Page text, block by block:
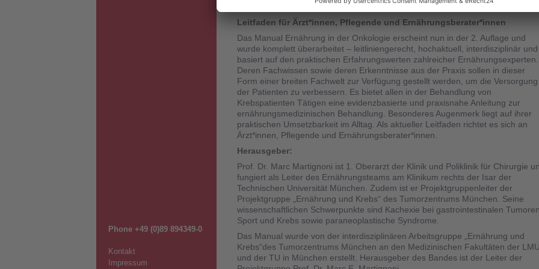
Leitfaden für Ärzt*innen, Pflegende und Ernährungsberater*innen
Das Manual Ernährung in der Onkologie erscheint nun in der 2. Auflage und
wurde komplett überarbeitet – leitliniengerecht, hochaktuell, interdisziplinär und
basiert auf den praktischen Erfahrungswerten zahlreicher Ernährungsexperten.
Deren Fachwissen sowie deren Erkenntnisse aus der Praxis sollen in dieser
Form einer breiten Fachwelt zur Verfügung gestellt werden, um die Versorgung
der Patienten zu verbessern. Es bietet allen in der Behandlung von
Krebspatienten Tätigen eine evidenzbasierte und praxisnahe Anleitung zur
ernährungsmedizinischen Behandlung. Besonderes Augenmerk liegt auf ihrer
praktischen Umsetzbarkeit im Alltag. Als aktueller Leitfaden richtet es sich an
Ärzt*innen, Pflegende und Ernährungsberater*innen.
Herausgeber:
Prof. Dr. Marc Martignoni ist 1. Oberarzt der Klinik und Poliklinik für Chirurgie
fungiert als Leiter des Ernährungsteams am Klinikum rechts der Isar der
Technischen Universität München. Zudem ist er Projektgruppenleiter der
Projektgruppe „Ernährung und Krebs“ des Tumorzentrums München. Seine
wissenschaftlichen Schwerpunkte sind Kachexie bei gastrointestinalen Tumoren,
Sport und Krebs sowie paraneoplastische Syndrome.
Das Manual wurde von der interdisziplinären Arbeitsgruppe „Ernährung und
Krebs“des Tumorzentrums München an den Medizinischen Fakultäten der LMU
und der TU in München erstellt. Herausgeber des Bandes ist der Leiter der
Phone +49 (0)89 894349-0
Kontakt
Impressum